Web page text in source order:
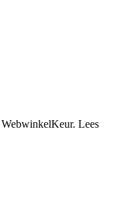
WebwinkelKeur. Lees